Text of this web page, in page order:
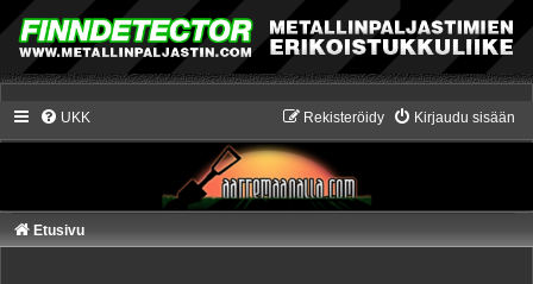
UKK Kirjaudu sisään
Rekisteröidy
Etusivu